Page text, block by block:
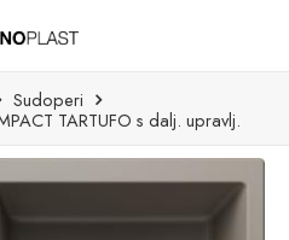
Sudoperi
TARTUFO s dalj. upravlj.